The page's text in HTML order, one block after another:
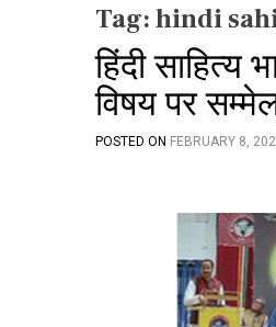
Tag:hindi
हिंदी साहित्य
विषय पर
POSTED ON FEBRUARY 8,